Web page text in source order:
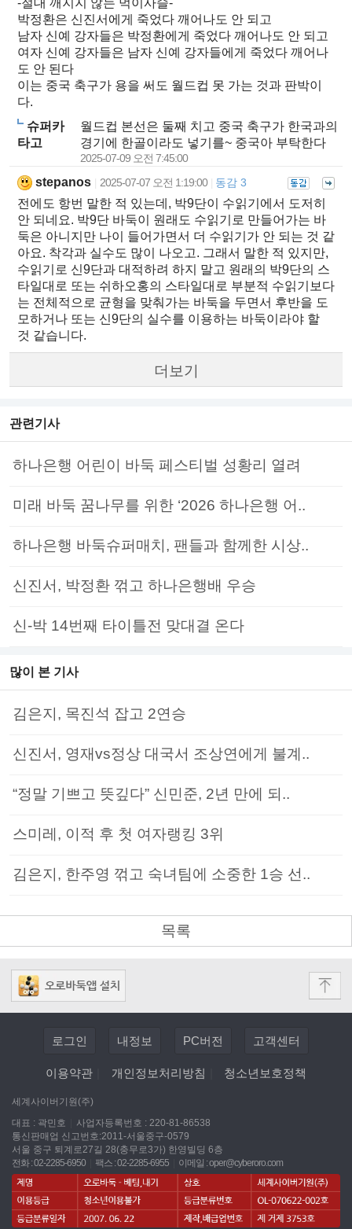
-절대 깨지지 않는 먹이사슬-
박정환은 신진서에게 죽었다 깨어나도 안 되고
남자 신예 강자들은 박정환에게 죽었다 깨어나도 안 되고
여자 신예 강자들은 남자 신예 강자들에게 죽었다 깨어나
도 안 된다
이는 중국 축구가 용을 써도 월드컵 못 가는 것과 판박이
다.
슈퍼카
타고
월드컵 본선은 둘째 치고 중국 축구가 한국과의
경기에 한골이라도 넣기를~ 중국아 부탁한다
2025-07-09 오전 7:45:00
stepanos 2025-07-07 오전 1:19:00 동감 3
전에도 항번 말한 적 있는데, 박9단이 수읽기에서 도저히
안 되네요. 박9단 바둑이 원래도 수읽기로 만들어가는 바
둑은 아니지만 나이 들어가면서 더 수읽기가 안 되는 것 같
아요. 착각과 실수도 많이 나오고. 그래서 말한 적 있지만,
수읽기로 신9단과 대적하려 하지 말고 원래의 박9단의 스
타일대로 또는 쉬하오홍의 스타일대로 부분적 수읽기보다
는 전체적으로 균형을 맞춰가는 바둑을 두면서 후반을 도
모하거나 또는 신9단의 실수를 이용하는 바둑이라야 할
것 같습니다.
더보기
관련기사
하나은행 어린이 바둑 페스티벌 성황리 열려
미래 바둑 꿈나무를 위한 ‘2026 하나은행 어..
하나은행 바둑슈퍼매치, 팬들과 함께한 시상..
신진서, 박정환 꺾고 하나은행배 우승
신-박 14번째 타이틀전 맞대결 온다
많이 본 기사
김은지, 목진석 잡고 2연승
신진서, 영재vs정상 대국서 조상연에게 불계..
“정말 기쁘고 뜻깊다” 신민준, 2년 만에 되..
스미레, 이적 후 첫 여자랭킹 3위
김은지, 한주영 꺾고 숙녀팀에 소중한 1승 선..
목록
로그인 내정보 PC버전 고객센터
이용약관 개인정보처리방침 청소년보호정책
세계사이버기원(주)
대표 : 곽민호
사업자등록번호 : 220-81-86538
통신판매업 신고번호:2011-서울중구-0579
서울 중구 퇴계로27길 28(충무로3가) 한영빌딩 6층
전화 : 02-2285-6950
팩스 : 02-2285-6955 이메일 :oper@cyberoro.com